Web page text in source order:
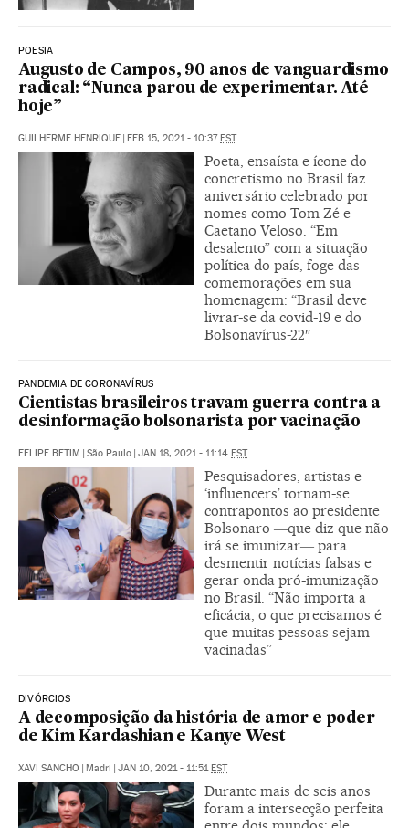
POESIA
Augusto de Campos, 90 anos de vanguardismo
radical: “Nunca parou de experimentar. Até
hoje”
GUILHERME HENRIQUE | FEB 15, 2021 - 10:37EST
Poeta, ensaísta e ícone do
concretismo no Brasil faz
aniversário celebrado por
nomes como Tom Zé e
Caetano Veloso. “Em
desalento” com a situação
política do país, foge das
comemorações em sua
homenagem: “Brasil deve
livrar-se da covid-19 e do
Bolsonavírus-22″
PANDEMIA DE CORONAVÍRUS
Cientistas brasileiros travam guerra contra a
desinformação bolsonarista por vacinação
FELIPE BETIM | São Paulo | JAN 18, 2021 - 11:14 EST
Pesquisadores, artistas e
‘influencers’ tornam-se
contrapontos ao presidente
Bolsonaro ―que diz que não
irá se imunizar― para
desmentir notícias falsas e
gerar onda pró-imunização
no Brasil. “Não importa a
eficácia, o que precisamos é
que muitas pessoas sejam
vacinadas”
DIVÓRCIOS
A decomposição da história de amor e poder
de Kim Kardashian e Kanye West
XAVI SANCHO | Madri | JAN 10, 2021 - 11:51EST
Durante mais de seis anos
foram a intersecção perfeita